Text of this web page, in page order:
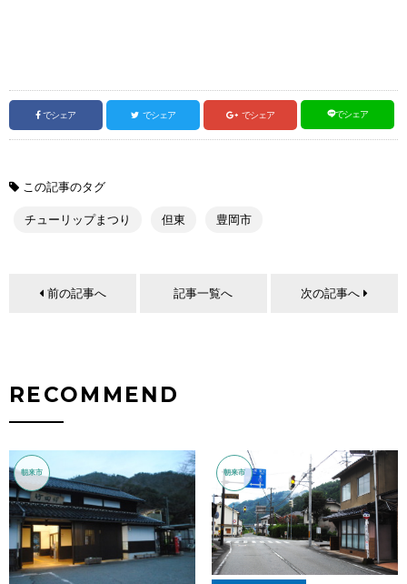
でシェア でシェア でシェア でシェア
この記事のタグ
チューリップまつり 但東 豊岡市
前の記事へ 記事一覧へ 次の記事へ
RECOMMEND
朝来市 朝来市